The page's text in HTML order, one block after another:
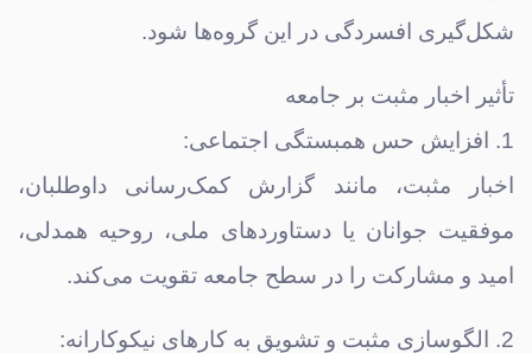
شکل‌گیری افسردگی در این گروه‌ها شود.
تأثیر اخبار مثبت بر جامعه
1. افزایش حس همبستگی اجتماعی:
اخبار مثبت، مانند گزارش کمک‌رسانی داوطلبان،
موفقیت جوانان یا دستاوردهای ملی، روحیه همدلی،
امید و مشارکت را در سطح جامعه تقویت می‌کند.
2. الگوسازی مثبت و تشویق به کارهای نیکوکارانه: